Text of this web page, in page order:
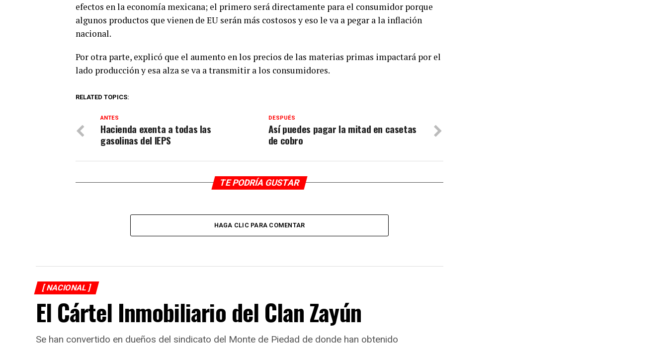
efectos en la economía mexicana; el primero será directamente para el consumidor porque
algunos productos que vienen de EU serán más costosos y eso le va a pegar a la inflación
nacional.
Por otra parte, explicó que el aumento en los precios de las materias primas impactará por el
lado producción y esa alza se va a transmitir a los consumidores.
RELATED TOPICS:
DESPUÉS
Así puedes pagar la mitad en casetas
de cobro
ANTES
Hacienda exenta a todas las
gasolinas del IEPS
TE PODRÍA GUSTAR
HAGA CLIC PARA COMENTAR
[ NACIONAL ]
El Cártel Inmobiliario del Clan Zayún
Se han convertido en dueños del sindicato del Monte de Piedad de donde han obtenido